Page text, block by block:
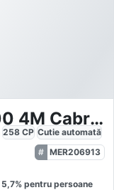
Mercedes-Benz CLE 300 4M Cabrio AMG
258 CP Cutie automată
MER206913
5,7% pentru persoane